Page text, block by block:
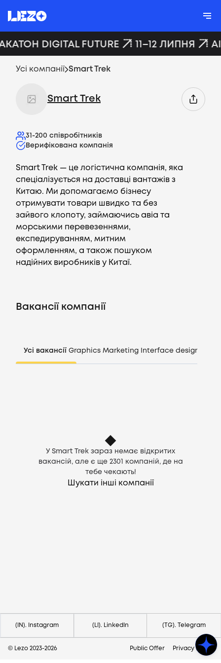
Вакансії
UA
DIGITAL FUTURE 11–12 ЛИПНЯ
Усі компанії Smart Trek
Smart Trek
31-200 співробітників
Верифікована компанія
Smart Trek — це логістична компанія, яка
спеціалізується на доставці вантажів з
Китаю. Ми допомагаємо бізнесу
отримувати товари швидко та без
зайвого клопоту, займаючись авіа та
морськими перевезеннями,
експедируванням, митним
оформленням, а також пошуком
надійних виробників у Китаї.
Вакансії компанії
Усі вакансії Graphics Marketing Interface design
У Smart Trek зараз немає відкритих
вакансій, але є ще 2301
компаній, де на
тебе чекають!
Шукати інші компанії
(IN). Instagram (LI). LinkedIn (TG). Telegram
© Lezo 2023-2026 Public Offer Privacy Policy